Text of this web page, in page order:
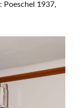
Poeschel 1937,